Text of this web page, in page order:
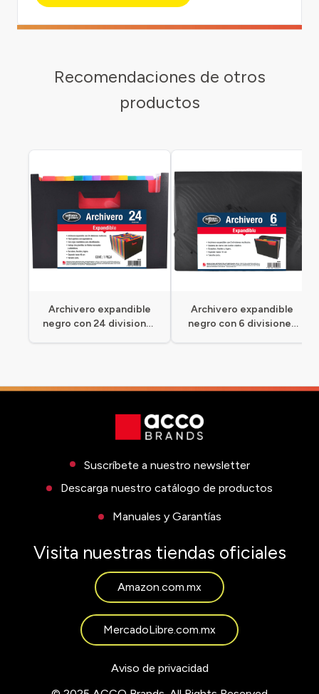
Recomendaciones de otros
productos
Archivero expandible
negro con 24 divisiones
Archivero expandible
negro con 6 divisiones
Suscríbete a nuestro newsletter
Descarga nuestro catálogo de productos
Manuales y Garantías
Visita nuestras tiendas oficiales
Amazon.com.mx
MercadoLibre.com.mx
Aviso de privacidad